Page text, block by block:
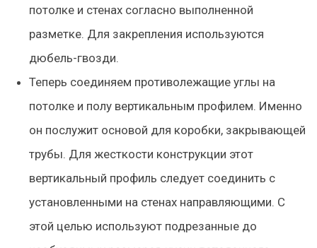
потолке и стенах согласно выполненной
разметке. Для закрепления используются
дюбель-гвозди.
Теперь соединяем противолежащие углы на
потолке и полу вертикальным профилем. Именно
он послужит основой для коробки, закрывающей
трубы. Для жесткости конструкции этот
вертикальный профиль следует соединить с
установленными на стенах направляющими. С
этой целью используют подрезанные до